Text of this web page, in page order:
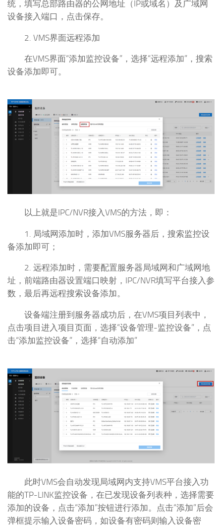
统，填写总部路由器的公网地址（IP或域名）及广域网
设备接入端口，点击保存。
2. VMS界面远程添加
在VMS界面“添加监控设备”，选择“远程添加”，搜索
设备添加即可。
以上就是IPC/NVR接入VMS的方法，即：
1. 局域网添加时，添加VMS服务器后，搜索监控设
备添加即可；
2. 远程添加时，需要配置服务器局域网和广域网地
址，前端路由器设置端口映射，IPC/NVR填写平台接入参
数，最后再远程搜索设备添加。
设备端注册到服务器成功后，在VMS项目列表中，
点击项目进入项目页面，选择“设备管理-监控设备”，点
击“添加监控设备”，选择“自动添加”
此时VMS会自动发现局域网内支持VMS平台接入功
能的TP-LINK监控设备，在已发现设备列表种，选择需要
添加的设备，点击“添加”按钮进行添加。点击“添加”后会
弹框提示输入设备密码，如设备有密码则输入设备密